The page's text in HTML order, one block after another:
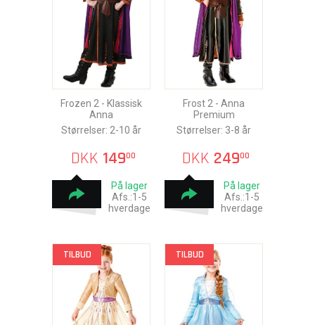
Frozen 2 - Klassisk
Anna
Størrelser: 2-10 år
DKK 14900
På lager
Afs.:1-5
hverdage
Frost 2 - Anna
Premium
Størrelser: 3-8 år
DKK 24900
På lager
Afs.:1-5
hverdage
TILBUD TILBUD